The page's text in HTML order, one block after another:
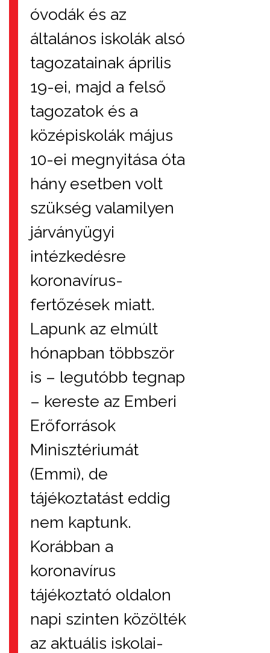
óvodák és az
általános iskolák alsó
tagozatainak április
19-ei, majd a felső
tagozatok és a
középiskolák május
10-ei megnyitása óta
hány esetben volt
szükség valamilyen
járványügyi
intézkedésre
koronavírus-
fertőzések miatt.
Lapunk az elmúlt
hónapban többször
is – legutóbb tegnap
– kereste az Emberi
Erőforrások
Minisztériumát
(Emmi), de
tájékoztatást eddig
nem kaptunk.
Korábban a
koronavírus
tájékoztató oldalon
napi szinten közölték
az aktuális iskolai-